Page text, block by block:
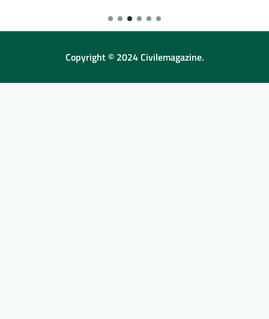
Copyright © 2024 Civilemagazine.